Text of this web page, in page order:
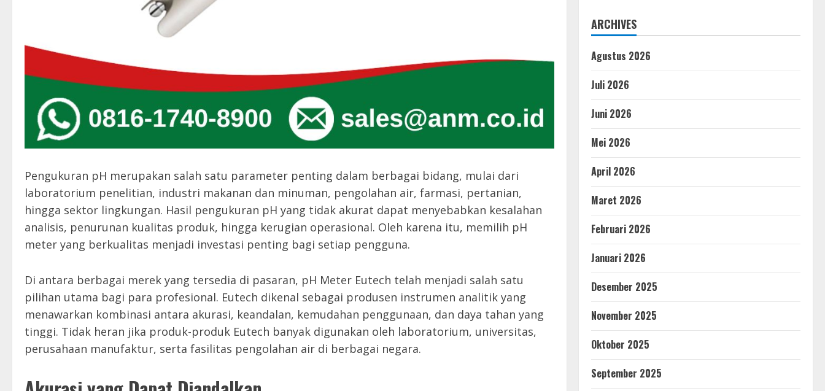
Pengukuran pH merupakan salah satu parameter penting dalam berbagai bidang, mulai dari
laboratorium penelitian, industri makanan dan minuman, pengolahan air, farmasi, pertanian,
hingga sektor lingkungan. Hasil pengukuran pH yang tidak akurat dapat menyebabkan kesalahan
analisis, penurunan kualitas produk, hingga kerugian operasional. Oleh karena itu, memilih pH
meter yang berkualitas menjadi investasi penting bagi setiap pengguna.
Di antara berbagai merek yang tersedia di pasaran, pH Meter Eutech telah menjadi salah satu
pilihan utama bagi para profesional. Eutech dikenal sebagai produsen instrumen analitik yang
menawarkan kombinasi antara akurasi, keandalan, kemudahan penggunaan, dan daya tahan yang
tinggi. Tidak heran jika produk-produk Eutech banyak digunakan oleh laboratorium, universitas,
perusahaan manufaktur, serta fasilitas pengolahan air di berbagai negara.
ARCHIVES
Agustus 2026
Juli 2026
Juni 2026
Mei 2026
April 2026
Maret 2026
Februari 2026
Januari 2026
Desember 2025
November 2025
Oktober 2025
September 2025